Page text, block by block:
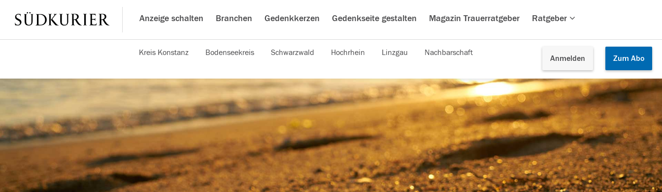
Anzeige schalten Branchen Gedenkkerzen Gedenkseite gestalten Magazin Trauerratgeber Ratgeber
Anmelden Zum Abo
Kreis Konstanz Bodenseekreis Schwarzwald Hochrhein Linzgau Nachbarschaft